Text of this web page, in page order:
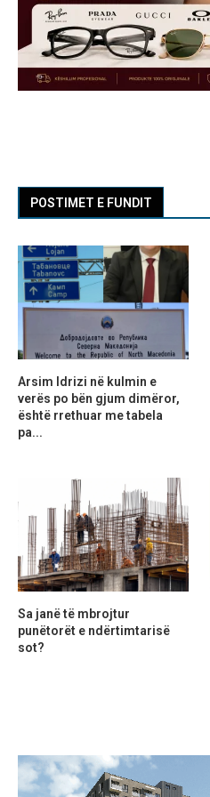
POSTIMET E FUNDIT
Arsim Idrizi në kulmin e
verës po bën gjum dimëror,
është rrethuar me tabela
pa...
Sa janë të mbrojtur
punëtorët e ndërtimtarisë
sot?